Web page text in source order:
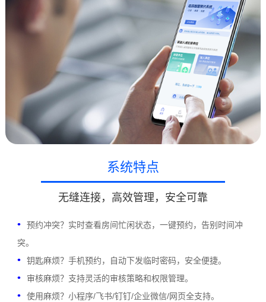
系统特点
无缝连接，高效管理，安全可靠
预约冲突？实时查看房间忙闲状态，一键预约，告别时间冲
突。
钥匙麻烦？手机预约，自动下发临时密码，安全便捷。
审核麻烦？支持灵活的审核策略和权限管理。
使用麻烦？小程序/飞书/钉钉/企业微信/网页全支持。